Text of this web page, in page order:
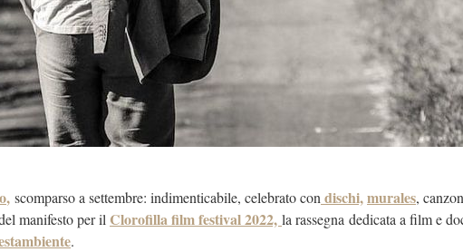
, scomparso a settembre: indimenticabile, celebrato con dischi,murales,
manifesto per il Clorofilla film festival 2022, la rassegna dedicata a film e
.